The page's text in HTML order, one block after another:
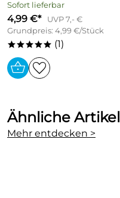
Sofort lieferbar
4,99 €*
UVP 7,- €
Grundpreis: 4,99 €/Stück
***** (1)
Ähnliche Artikel
Mehr entdecken >